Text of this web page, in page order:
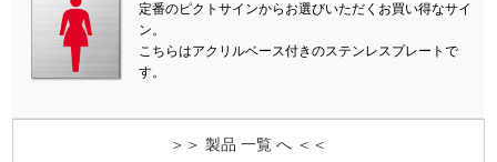
定番のピクトサインからお選びいただくお買い得なサイ
ン。
こちらはアクリルベース付きのステンレスプレートで
す。
＞＞ 製品 一覧 へ ＜＜